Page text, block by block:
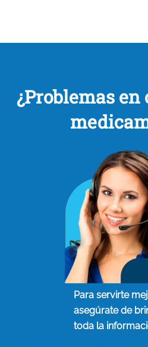
¿Problemas
Para servirte
asegúrate de
toda la